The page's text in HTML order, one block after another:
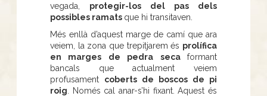
vegada, protegir-los del pas dels
possibles ramats que hi transitaven.
Més enllà d’aquest marge de camí que ara
veiem, la zona que trepitjarem és prolífica
en marges de pedra seca formant
bancals que actualment veiem
profusament coberts de boscos de pi
roig . Només cal anar-s’hi fixant. Aquest és